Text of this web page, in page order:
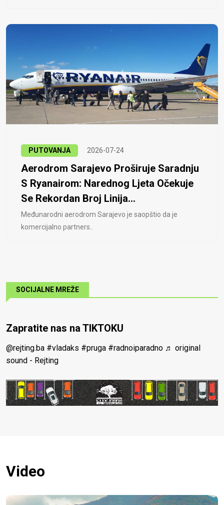
PUTOVANJA 2026-07-24
Aerodrom Sarajevo Proširuje Saradnju
S Ryanairom: Narednog Ljeta Očekuje
Se Rekordan Broj Linija...
Međunarodni aerodrom Sarajevo je saopštio da je
komercijalno partners..
SOCIJALNE MREŽE
Zapratite nas na TIKTOKU
@rejting.ba #vladaks #pruga #radnoiparadno ♬ original
sound - Rejting
Video